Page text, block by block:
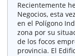
Recientemente
Negocios, esta
en el Polígono
zona por su
de los focos
provincia. El